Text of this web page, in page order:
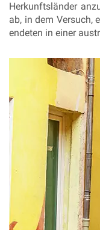
Herkunftsländer
ab, in dem Versuch,
endeten in einer